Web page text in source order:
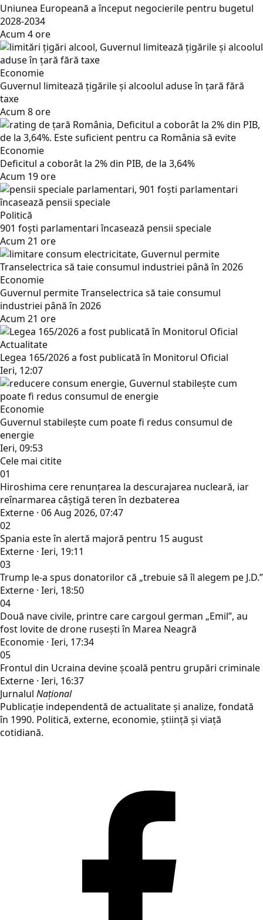
Uniunea Europeană a început negocierile pentru bugetul
2028-2034
Acum 4 ore
Economie
Guvernul limitează țigările și alcoolul aduse în țară fără
taxe
Acum 8 ore
Economie
Deficitul a coborât la 2% din PIB, de la 3,64%
Acum 19 ore
Politică
901 foști parlamentari încasează pensii speciale
Acum 21 ore
Economie
Guvernul permite Transelectrica să taie consumul
industriei până în 2026
Acum 21 ore
Actualitate
Legea 165/2026 a fost publicată în Monitorul Oficial
Ieri, 12:07
Economie
Guvernul stabilește cum poate fi redus consumul de
energie
Ieri, 09:53
Cele mai citite
01
Hiroshima cere renunțarea la descurajarea nucleară, iar
reînarmarea câștigă teren în dezbaterea
Externe · 06 Aug 2026, 07:47
02
Spania este în alertă majoră pentru 15 august
Externe · Ieri, 19:11
03
Trump le-a spus donatorilor că „trebuie să îl alegem pe J.D.”
Externe · Ieri, 18:50
04
Două nave civile, printre care cargoul german „Emil”, au
fost lovite de drone rusești în Marea Neagră
Economie · Ieri, 17:34
05
Frontul din Ucraina devine școală pentru grupări criminale
Externe · Ieri, 16:37
Jurnalul Național
Publicație independentă de actualitate și analize, fondată
în 1990. Politică, externe, economie, știință și viață
cotidiană.